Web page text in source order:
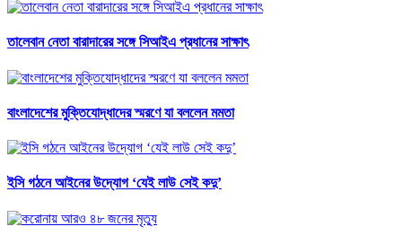
তালেবান নেতা বারাদারের সঙ্গে সিআইএ প্রধানের সাক্ষাৎ
বাংলাদেশের মুক্তিযোদ্ধাদের স্মরণে যা বললেন মমতা
ইসি গঠনে আইনের উদ্যোগ ‘যেই লাউ সেই কদু’